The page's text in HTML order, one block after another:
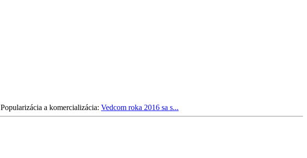
Popularizácia a komercializácia: Vedcom roka 2016 sa s...